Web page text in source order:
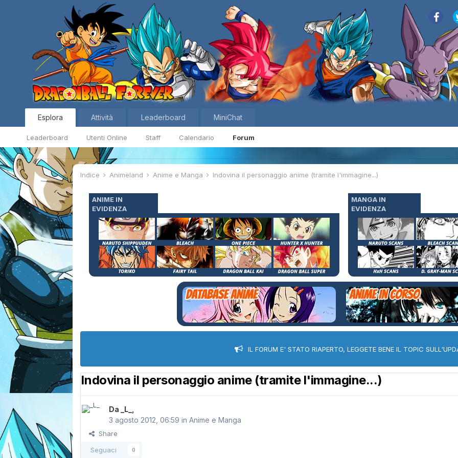
Esplora
Leaderboard Utenti Online Staff Calendario Forum
Attività Leaderboard MiniChat
Indice Animeland Anime e Manga Indovina il personaggio anime (tramite l'immagine...)
ANIME IN
EVIDENZA
MANGA IN
EVIDENZA
IL FORUM E' STATO RIAPERTO, LEGGETE BENE IL TOPIC
Indovina il personaggio anime (tramite l'immagine...)
Da _L_
3 agosto 2012, 06:59 inAnime e Manga
Share
Seguaci
0